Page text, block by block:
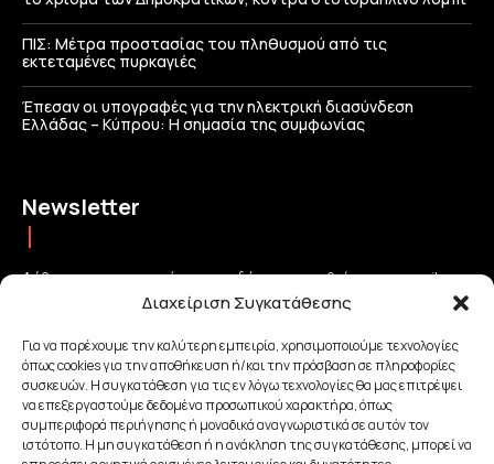
Διαχείριση Συγκατάθεσης
Για να παρέχουμε την καλύτερη εμπειρία, χρησιμοποιούμε τεχνολογίες
όπως cookies για την αποθήκευση ή/και την πρόσβαση σε πληροφορίες
συσκευών. Η συγκατάθεση για τις εν λόγω τεχνολογίες θα μας επιτρέψει
να επεξεργαστούμε δεδομένα προσωπικού χαρακτήρα, όπως
συμπεριφορά περιήγησης ή μοναδικά αναγνωριστικά σε αυτόν τον
ιστότοπο. Η μη συγκατάθεση ή η ανάκληση της συγκατάθεσης, μπορεί να
ΠΙΣ: Μέτρα προστασίας του πληθυσμού από τις
εκτεταμένες πυρκαγιές
Έπεσαν οι υπογραφές για την ηλεκτρική διασύνδεση
Ελλάδας – Κύπρου: H σημασία της συμφωνίας
Newsletter
Λάβετε τις σημαντικότερες ειδήσεις απευθείας στο email σας
και μείνετε πάντα συνδεδεμένοι με την Κρήτη!
ΕΓΓΡΑΦΗ
Έχω διαβάσει και αποδέχομαι την Πολιτική απορρήτου.